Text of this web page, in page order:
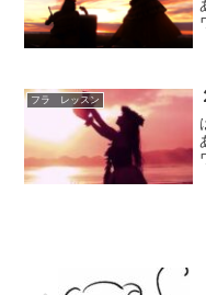
フラ レッスン